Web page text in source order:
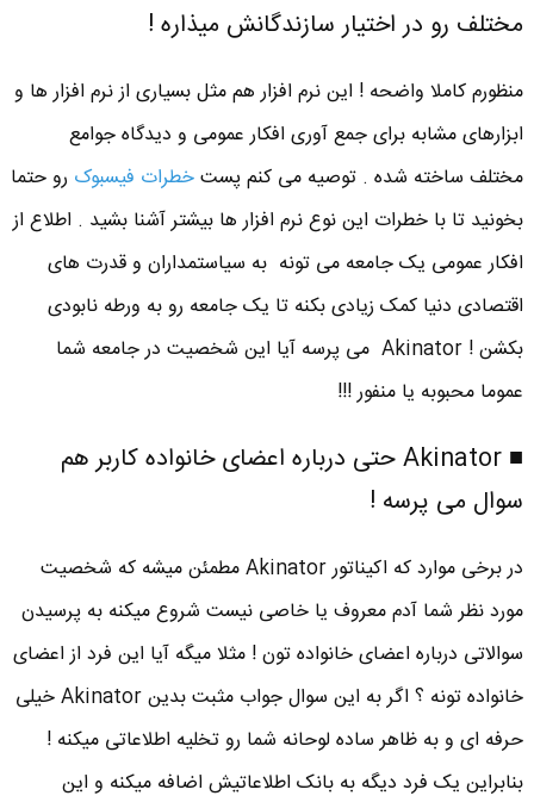
مختلف رو در اختیار سازندگانش میذاره !
منظورم کاملا واضحه ! این نرم افزار هم مثل بسیاری از نرم افزار ها و
ابزارهای مشابه برای جمع آوری افکار عمومی و دیدگاه جوامع
مختلف ساخته شده . توصیه می کنم پستخطرات فیسبوک رو حتما
بخونید تا با خطرات این نوع نرم افزار ها بیشتر آشنا بشید . اطلاع از
افکار عمومی یک جامعه می تونه به سیاستمداران و قدرت های
اقتصادی دنیا کمک زیادی بکنه تا یک جامعه رو به ورطه نابودی
بکشن ! Akinator می پرسه آیا این شخصیت در جامعه شما
عموما محبوبه یا منفور !!!
■ Akinator حتی درباره اعضای خانواده کاربر هم
سوال می پرسه !
در برخی موارد که اکیناتور Akinator مطمئن میشه که شخصیت
مورد نظر شما آدم معروف یا خاصی نیست شروع میکنه به پرسیدن
سوالاتی درباره اعضای خانواده تون ! مثلا میگه آیا این فرد از اعضای
خانواده تونه ؟ اگر به این سوال جواب مثبت بدین Akinator خیلی
حرفه ای و به ظاهر ساده لوحانه شما رو تخلیه اطلاعاتی میکنه !
بنابراین یک فرد دیگه به بانک اطلاعاتیش اضافه میکنه و این